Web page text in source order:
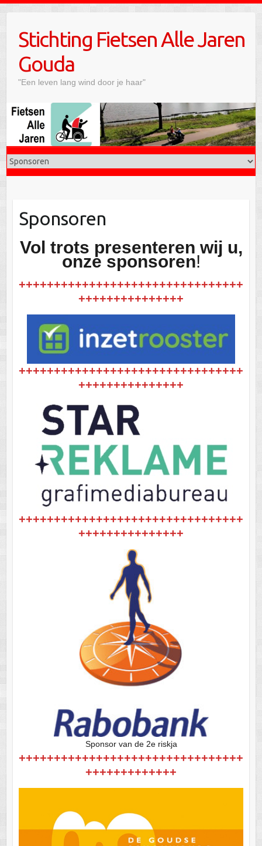
inhoudStichting Fietsen Alle Jaren
Gouda
"Een leven lang wind door je haar"
Sponsoren
Vol trots presenteren wij u,
onze sponsoren!
++++++++++++++++++++++++++++++++
+++++++++++++++
++++++++++++++++++++++++++++++++
+++++++++++++++
++++++++++++++++++++++++++++++++
+++++++++++++++
Sponsor van de 2e riskja
++++++++++++++++++++++++++++++++
+++++++++++++